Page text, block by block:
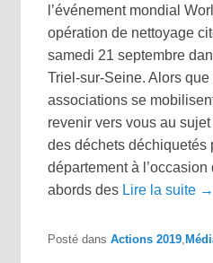
l’événement mondial
opération de nettoyage
samedi 21 septembre
Triel-sur-Seine. Alors
associations se
revenir vers vous au
des déchets déchiquetés
département à l’occasion
abords des Lire la suite →
Posté dans Actions 2019